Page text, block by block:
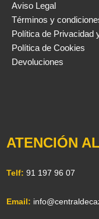
Aviso Legal
Términos y
Política de Privacidad
Política de Cookies
Devoluciones
ATENCIÓN
Telf: 91 197 96 07
Email: